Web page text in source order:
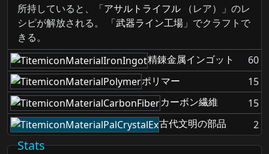
所持していると、「アサルトライフル （レア）」のレ
シピが解放される。 「武器ライン工場 」でクラフトで
きる。
精錬金属インゴット
60
ポリマー
15
カーボン繊維
15
古代文明の部品
2
Stats